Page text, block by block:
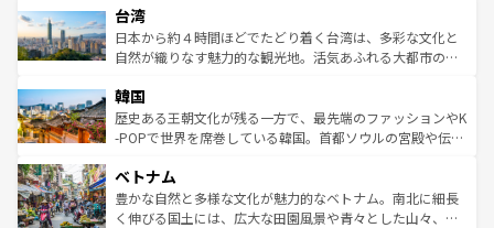
情報は
人々、おいしいローカルフードやハワイアンミュージッ
ク、伝統的なフラダンスなど、すべてがハワイの魅力を彩
っている。訪れるたびに新しい発見と感動が待っているハ
はコンテンツ一覧
リアリーフや大陸中央部にそびえるウルル（エアーズロッ
ク）、タスマニアの美しい原生林やケアンズの熱帯雨林な
ど、見どころがたくさん。また、カフェやワイン、オージ
いる。アクティビティも充実しており、サーフィンやダイ
ビング、ハイキングなど、アウトドア好きにはたまらな
い。オーストラリアの多彩な魅力を存分に味わいつくそ
参照してほしい。
台湾
日本から約４時間ほどでたどり着く台湾は、多彩な文化と
自然が織りなす魅力的な観光地。活気あふれる大都市の台
ン）、静ひつな山岳地帯である台湾東部など、都市の喧騒
と山間の静けさが共存しており、訪れる人に新しい発見と
驚きをもたらしてくれる。また、奥深い台湾の食文化も魅
容にもいいと評判のスイーツなど、バラエティ豊かな料理
が味わえる。 なお、新着の台湾情報は コンテンツ一覧を参
照してほしい。
韓国
歴史ある王朝文化が残る一方で、最先端のファッションやK
-POPで世界を席巻している韓国。首都ソウルの宮殿や伝統
き、地方に足を延ばせば四季折々の自然美を楽しむことが
できる。そして、キムチや焼肉、絶品のストリートフード
まで、さまざまな韓国料理が待っている。夜には、韓国な
ベトナム
豊かな自然と多様な文化が魅力的なベトナム。南北に細長
く伸びる国土には、広大な田園風景や青々とした山々、世